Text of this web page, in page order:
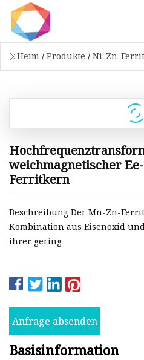
Heim / Produkte / Ni-Zn-
weichmagnetischer
Ferritkern
Beschreibung Der Mn-Zn-
Kombination aus Eisenoxid
ihrer gering
Anfrage absenden
Basisinformation